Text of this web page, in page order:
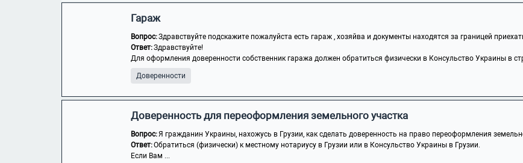
Гараж
Вопрос:Здравствуйте подскажите пожалуйста есть гараж , хозяйва и документы находятся за границей
Ответ:Здравствуйте!
Для оформления доверенности собственник гаража должен обратиться физически в Консульство Украины в
Доверенности
Доверенность для переоформления земельного участка
Вопрос:Я гражданин Украины, нахожусь в Грузии, как сделать доверенность на право переоформления
Ответ:Обратиться (физически) к местному нотариусу в Грузии или в Консульство Украины в Грузии.
Если Вам ...